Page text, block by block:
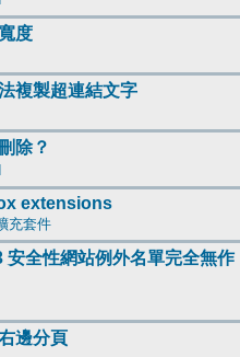
度
複製超連結文字
除？
extensions
充套件
安全性網站例外名單完全無作
邊分頁